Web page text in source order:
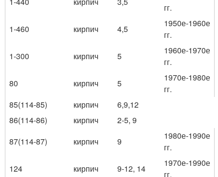
гг.
1-460
кирпич 4,5
1950е-1960е
гг.
1-300
кирпич 5
1960е-1970е
гг.
80
кирпич 5
1970е-1980е
гг.
85(114-85)
кирпич
6,9,12
86(114-86)
кирпич
2-5, 9
87(114-87)
кирпич 9
1980е-1990е
гг.
124
кирпич 9-12, 14
1970е-1990е
гг.